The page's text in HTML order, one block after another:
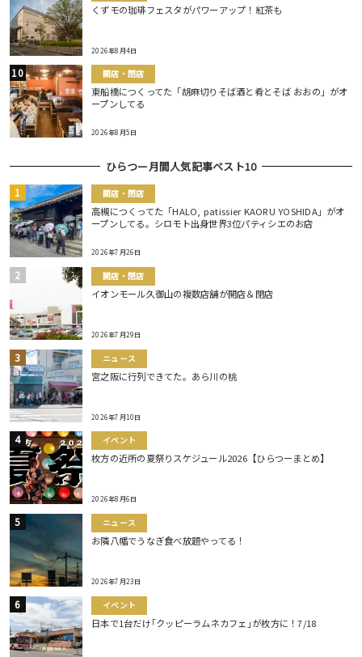
くずモの珈琲フェスタがパワーアップ！紅茶も
2026年8月4日
開店・閉店
東船橋につくってた「胡麻切りそば酒と肴とそば おおの」がオ
ープンしてる
2026年8月5日
ひらつー月間人気記事ベスト10
開店・閉店
高槻につくってた「HALO, patissier KAORU YOSHIDA」がオ
ープンしてる。シロモト出身世界3位パティシエのお店
2026年7月26日
開店・閉店
イオンモール久御山の複数店舗が開店＆閉店
2026年7月29日
ニュース
宮之阪に行列できてた。あら川の桃
2026年7月10日
イベント
枚方の近所の夏祭りスケジュール2026【ひらつーまとめ】
2026年8月6日
ニュース
お隣八幡でうなぎ食べ放題やってる！
2026年7月23日
イベント
日本で1台だけ｢クッピーラムネカフェ｣が枚方に！7/18